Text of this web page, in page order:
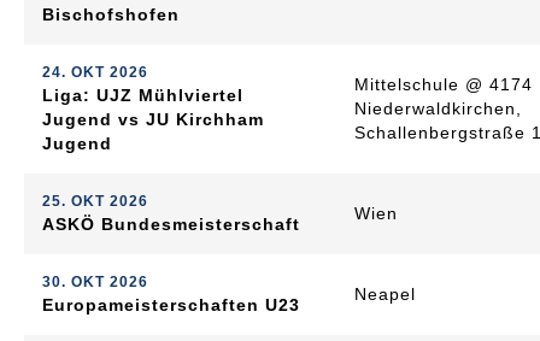
Bischofshofen
24. OKT 2026
Liga: UJZ Mühlviertel
Jugend vs JU Kirchham
Jugend
Mittelschule @ 4174
Niederwaldkirchen,
Schallenbergstraße
25. OKT 2026
ASKÖ Bundesmeisterschaft
Wien
30. OKT 2026
Europameisterschaften U23
Neapel